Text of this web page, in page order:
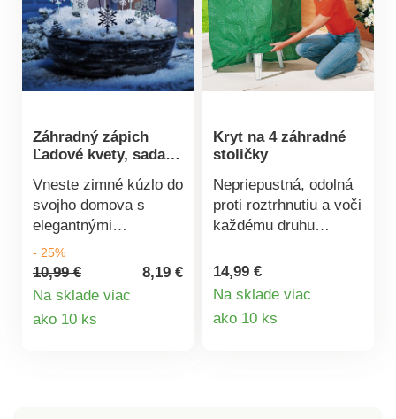
zbalíte do
kompaktného balíčka
so všitým uchom pre
pohodlné nosenie.
polyetylén. Pikniková
deka Na občerstvenie
v prírode Veľmi
pohodlná Komfortná
penová vrstva
Jednoduché nosenie
Záhradný zápich
Ľadové kvety, sada
Vneste zimné kúzlo do
svojho domova s ​​
elegantnými
dekoračnými zápichmi
v tvare ľadových
kvetov. Skvelé na
hrantíkov, váz alebo
- 25%
10,99 €
8,19 €
Na sklade viac
ako 10 ks
Kryt na 4 záhradné
stoličky
Nepriepustná, odolná
proti roztrhnutiu a voči
každému druhu
záhradný nábytok
zostane zakrytý, čistý
životnosť a ušetrí veľa
14,99 €
Na sklade viac
ako 10 ks